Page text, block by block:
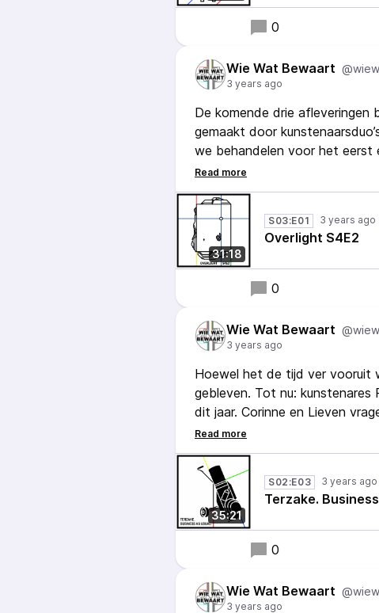
0
Wie Wat Bewaart
3 years ago
De komende drie afleveringen
gemaakt door
we behandelen voor het eerst
gemaakt én we krijgen het
zien...
31:18
S03:E01 3 years ago
Overlight S4E2
0
Wie Wat Bewaart
3 years ago
Hoewel het de tijd ver vooruit
gebleven. Tot nu: kunstenares
dit jaar. Corinne en Lieven
een kunstenaar het podium
ere? Van een
overzichtstentoonstelling: in
van Pink de Thierry ter sprake.
35:21
S02:E03 3 years ago
Terzake.
0
Wie Wat Bewaart
3 years ago